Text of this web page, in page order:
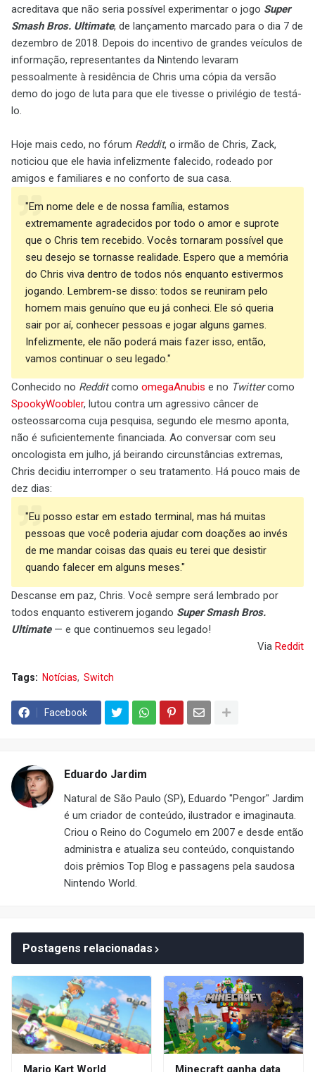
acreditava que não seria possível experimentar o jogo Super
Smash Bros. Ultimate, de lançamento marcado para o dia 7 de
dezembro de 2018. Depois do incentivo de grandes veículos de
informação, representantes da Nintendo levaram
pessoalmente à residência de Chris uma cópia da versão
demo do jogo de luta para que ele tivesse o privilégio de testá-
lo.
Hoje mais cedo, no fórum Reddit, o irmão de Chris, Zack,
noticiou que ele havia infelizmente falecido, rodeado por
amigos e familiares e no conforto de sua casa.
"Em nome dele e de nossa família, estamos
extremamente agradecidos por todo o amor e suprote
que o Chris tem recebido. Vocês tornaram possível que
seu desejo se tornasse realidade. Espero que a memória
do Chris viva dentro de todos nós enquanto estivermos
jogando. Lembrem-se disso: todos se reuniram pelo
homem mais genuíno que eu já conheci. Ele só queria
sair por aí, conhecer pessoas e jogar alguns games.
Infelizmente, ele não poderá mais fazer isso, então,
vamos continuar o seu legado."
Conhecido no Redditcomo omegaAnubis e no Twittercomo
SpookyWoobler, lutou contra um agressivo câncer de
osteossarcoma cuja pesquisa, segundo ele mesmo aponta,
não é suficientemente financiada. Ao conversar com seu
oncologista em julho, já beirando circunstâncias extremas,
Chris decidiu interromper o seu tratamento. Há pouco mais de
dez dias:
"Eu posso estar em estado terminal, mas há muitas
pessoas que você poderia ajudar com doações ao invés
de me mandar coisas das quais eu terei que desistir
quando falecer em alguns meses."
Descanse em paz, Chris. Você sempre será lembrado por
todos enquanto estiverem jogando Super Smash Bros.
Ultimate— e que continuemos seu legado!
Via Reddit
Tags: Notícias Switch
Facebook
Eduardo Jardim
Natural de São Paulo (SP), Eduardo "Pengor" Jardim
é um criador de conteúdo, ilustrador e imaginauta.
Criou o Reino do Cogumelo em 2007 e desde então
administra e atualiza seu conteúdo, conquistando
dois prêmios Top Blog e passagens pela saudosa
Nintendo World.
Postagens relacionadas
Mario Kart World Minecraft ganha data